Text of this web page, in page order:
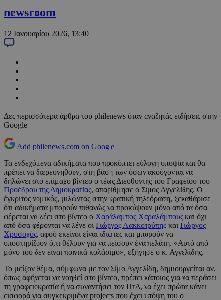
newsroom
12 Ιανουαρίου 2026, 13:40
Δες περισσότερα άρθρα του philenews όταν αναζητάς ειδήσεις στην
Google
Add philenews.com on Google
Τα ενδεχόμενα αδικήματα που προκύπτει εύλογη υποψία και θα
πρέπει να διερευνηθούν, στη βάση των όσων ακούγονται να
δηλώνει στο επίμαχο βίντεο ο τέως Διευθυντής του Γραφείου του
Προέδρου της Δημοκρατίας, απαρίθμησε ο Σίμος Αγγελίδης. Ο
έγκριτος νομικός, μιλώντας στην κρατική τηλεόραση, ξεκαθάρισε
ότι αδικήματα μπορούν πιθανώς να προκύψουν μόνο από τα όσα
φέρεται να λέει στο βίντεο ο Χαράλαμπος Χαραλάμπους και όχι
από όσα φέρονται να λένε οι Γιώργος Λακκοτρύπης και Γιώργος
Χρυσοχός, αφού εκείνοι είναι ιδιώτες και μπορούν να
υποστηρίζουν ό,τι θέλουν για να πείσουν ένα πελάτη. «Αυτό από
μόνο του δεν είναι ποινικά κολάσιμο», εξήγησε ο κ. Αγγελίδης.
Το μείζον θέμα, σύμφωνα με τον Σίμο Αγγελίδη, δημιουργείται αν,
όπως αφήνεται να νοηθεί στο βίντεο, πρέπει κάποιος για να περάσει
τη γραφειοκρατία ή να συναντήσει τον ΠτΔ, να έχει πρώτα κάνει
εισφορά για συγκεκριμένα projects που έχει υπόψη του ο